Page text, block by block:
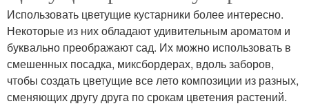
Использовать цветущие кустарники более интересно.
Некоторые из них обладают удивительным ароматом и
буквально преображают сад. Их можно использовать в
смешенных посадка, миксбордерах, вдоль заборов,
чтобы создать цветущие все лето композиции из разных,
сменяющих другу друга по срокам цветения растений.